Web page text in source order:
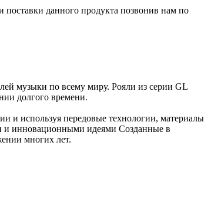
поставки данного продукта позвонив нам по
музыки по всему миру. Рояли из серии GL
долгого времени.
и используя передовые технологии, материалы
и инновационными идеями Созданные в
многих лет.